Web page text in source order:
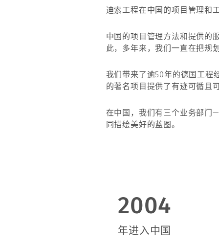
迪索工程在中国的项目管理和
中国的项目管理方法和提供的
此，多年来，我们一直在把规
我们带来了逾50年的德国工程
的著名项目提供了有迹可循且
在中国，我们有三个业务部
同描绘美好的蓝图。
2004
年进入中国